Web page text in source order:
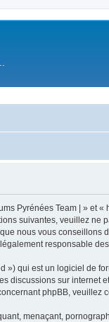
Pyrénées Team | » et
suivantes, veuillez
nous vous
responsable
») qui est un logiciel de
discussions sur internet
phpBB, veuillez
menaçant,